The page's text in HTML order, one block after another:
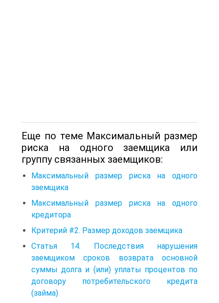
Еще по теме Максимальный размер
риска на одного заемщика или
группу связанных заемщиков:
Максимальный размер риска на одного
заемщика
Максимальный размер риска на одного
кредитора
Критерий #2. Размер доходов заемщика
Статья 14. Последствия нарушения
заемщиком сроков возврата основной
суммы долга и (или) уплаты процентов по
договору потребительского кредита
(займа)